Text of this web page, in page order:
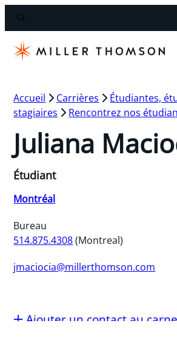
Accueil Carrières
Étudiantes,
stagiaires
Rencontrez nos
Juliana
Étudiant
Montréal
Bureau
514.875.4308(Montreal)
jmaciocia@millerthomson.com
Ajouter un contact au